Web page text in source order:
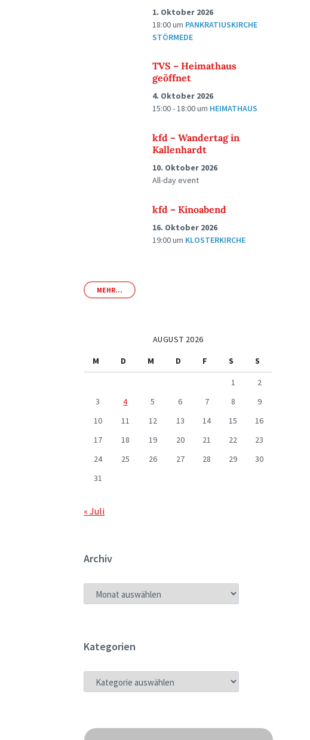
1. Oktober 2026
18:00um PANKRATIUSKIRCHE
STÖRMEDE
TVS – Heimathaus
geöffnet
4. Oktober 2026
15:00 - 18:00um HEIMATHAUS
kfd – Wandertag in
Kallenhardt
10. Oktober 2026
All-day event
kfd – Kinoabend
16. Oktober 2026
19:00um KLOSTERKIRCHE
MEHR...
AUGUST 2026
M
D M D F S
S
1
2
3
4 5 6 7 8
9
10
11 12 13 14 15
16
17
18 19 20 21 22
23
24
25 26 27 28 29
30
31
« Juli
Archiv
ARCHIV
Kategorien
KATEGORIEN